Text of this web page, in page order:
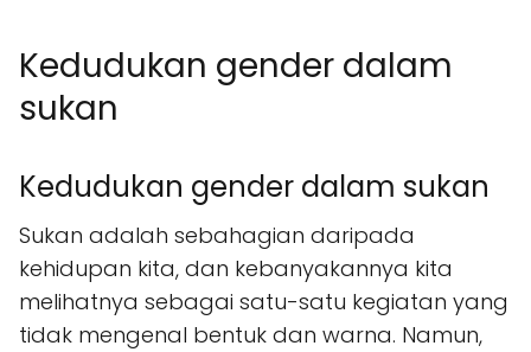
Kedudukan gender dalam
sukan
Kedudukan gender dalam sukan
Sukan adalah sebahagian daripada
kehidupan kita, dan kebanyakannya kita
melihatnya sebagai satu-satu kegiatan yang
tidak mengenal bentuk dan warna. Namun,